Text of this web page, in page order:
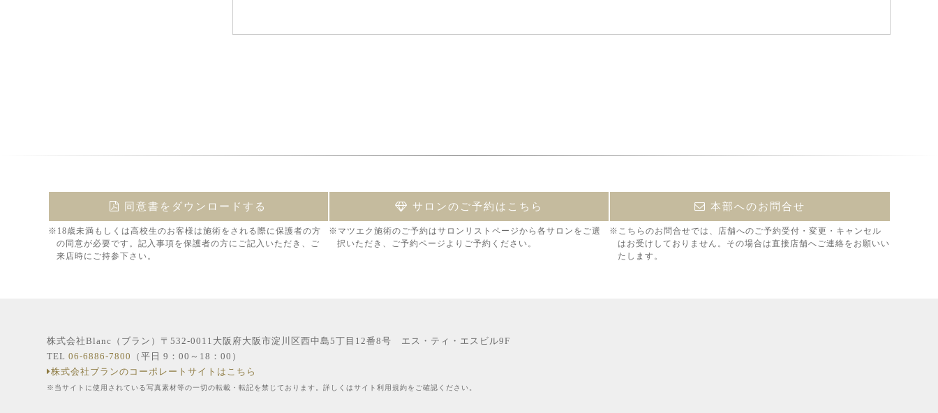
同意書をダウンロードする
※18歳未満もしくは高校生のお客様は施術をされる際に保護者の方
の同意が必要です。記入事項を保護者の方にご記入いただき、ご
来店時にご持参下さい。
サロンのご予約はこちら
※マツエク施術のご予約はサロンリストページから各サロンをご選
択いただき、ご予約ページよりご予約ください。
本部へのお問合せ
※こちらのお問合せでは、店舗へのご予約受付・変更・キャンセル
はお受けしておりません。その場合は直接店舗へご連絡をお願いい
たします。
株式会社Blanc（ブラン）〒532-0011大阪府大阪市淀川区西中島5丁目12番8号 エス・ティ・エスビル9F
TEL06-6886-7800
（平日 9：00～18：00）
株式会社ブランのコーポレートサイトはこちら
※当サイトに使用されている写真素材等の一切の転載・転記を禁じております。詳しくはサイト利用規約をご確認ください。